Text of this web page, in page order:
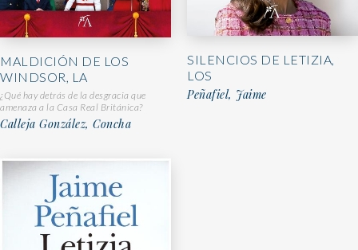
MALDICIÓN DE LOS
WINDSOR, LA
¿Qué hay detrás de la desgracia que
amenaza a la Casa Real Británica?
Calleja González, Concha
SILENCIOS DE LETIZIA,
LOS
Peñafiel, Jaime